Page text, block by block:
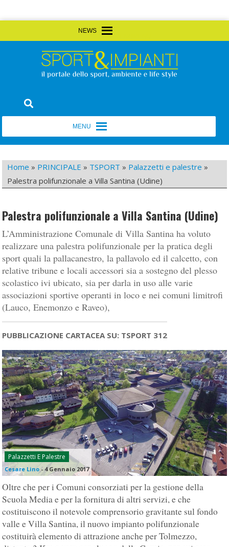
to
Sport&Impianti
Home » PRINCIPALE » TSPORT » Palazzetti e palestre »
Palestra polifunzionale a Villa Santina (Udine)
Palestra polifunzionale a Villa Santina (Udine)
L’Amministrazione Comunale di Villa Santina ha voluto
realizzare una palestra polifunzionale per la pratica degli
sport quali la pallacanestro, la pallavolo ed il calcetto, con
relative tribune e locali accessori sia a sostegno del plesso
scolastico ivi ubicato, sia per darla in uso alle varie
associazioni sportive operanti in loco e nei comuni limitrofi
(Lauco, Enemonzo e Raveo),
PUBBLICAZIONE CARTACEA SU: TSPORT 312
Palazzetti E Palestre
Cesare Lino-4 Gennaio 2017
Oltre che per i Comuni consorziati per la gestione della
Scuola Media e per la fornitura di altri servizi, e che
costituiscono il notevole comprensorio gravitante sul fondo
valle e Villa Santina, il nuovo impianto polifunzionale
costituirà elemento di attrazione anche per Tolmezzo,